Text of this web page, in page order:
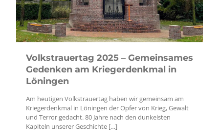
Volkstrauertag 2025 – Gemeinsames
Gedenken am Kriegerdenkmal in
Löningen
Am heutigen Volkstrauertag haben wir gemeinsam am
Kriegerdenkmal in Löningen der Opfer von Krieg, Gewalt
und Terror gedacht. 80 Jahre nach den dunkelsten
Kapiteln unserer Geschichte […]